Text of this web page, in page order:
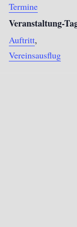
Termine
Veranstaltung-
Auftritt,
Vereinsausflug